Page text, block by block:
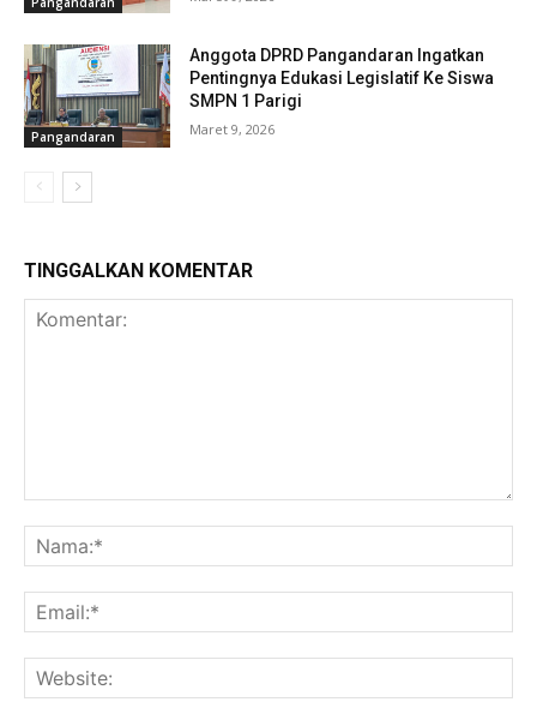
Pangandaran
Anggota DPRD Pangandaran Ingatkan
Pentingnya Edukasi Legislatif Ke Siswa
SMPN 1 Parigi
Maret 9, 2026
TINGGALKAN KOMENTAR